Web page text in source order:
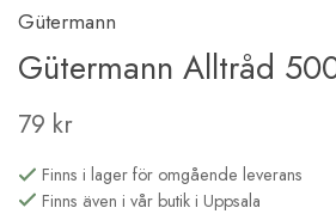
Gütermann
Gütermann Alltråd
79 kr
Finns i lager för omgående leverans
Finns även i vår butik i Uppsala